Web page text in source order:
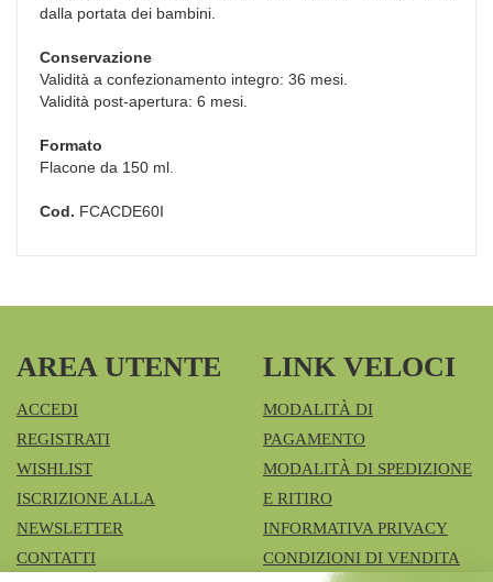
dalla portata dei bambini.
Conservazione
Validità a confezionamento integro: 36 mesi.
Validità post-apertura: 6 mesi.
Formato
Flacone da 150 ml.
Cod. FCACDE60I
AREA UTENTE
ACCEDI
REGISTRATI
WISHLIST
ISCRIZIONE ALLA
NEWSLETTER
CONTATTI
LINK VELOCI
MODALITÀ DI
PAGAMENTO
MODALITÀ DI SPEDIZIONE
E RITIRO
INFORMATIVA PRIVACY
CONDIZIONI DI VENDITA